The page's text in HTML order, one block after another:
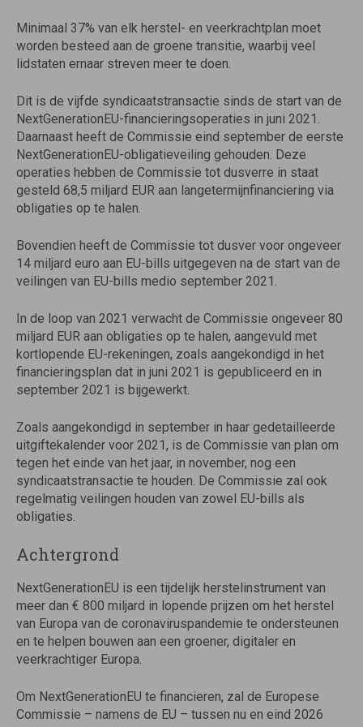
Minimaal 37% van elk herstel- en veerkrachtplan moet
worden besteed aan de groene transitie, waarbij veel
lidstaten ernaar streven meer te doen.
Dit is de vijfde syndicaatstransactie sinds de start van de
NextGenerationEU-financieringsoperaties in juni 2021.
Daarnaast heeft de Commissie eind september de eerste
NextGenerationEU-obligatieveiling gehouden. Deze
operaties hebben de Commissie tot dusverre in staat
gesteld 68,5 miljard EUR aan langetermijnfinanciering via
obligaties op te halen.
Bovendien heeft de Commissie tot dusver voor ongeveer
14 miljard euro aan EU-bills uitgegeven na de start van de
veilingen van EU-bills medio september 2021.
In de loop van 2021 verwacht de Commissie ongeveer 80
miljard EUR aan obligaties op te halen, aangevuld met
kortlopende EU-rekeningen, zoals aangekondigd in het
financieringsplan dat in juni 2021 is gepubliceerd en in
september 2021 is bijgewerkt.
Zoals aangekondigd in september in haar gedetailleerde
uitgiftekalender voor 2021, is de Commissie van plan om
tegen het einde van het jaar, in november, nog een
syndicaatstransactie te houden. De Commissie zal ook
regelmatig veilingen houden van zowel EU-bills als
obligaties.
Achtergrond
NextGenerationEU is een tijdelijk herstelinstrument van
meer dan € 800 miljard in lopende prijzen om het herstel
van Europa van de coronaviruspandemie te ondersteunen
en te helpen bouwen aan een groener, digitaler en
veerkrachtiger Europa.
Om NextGenerationEU te financieren, zal de Europese
Commissie – namens de EU – tussen nu en eind 2026